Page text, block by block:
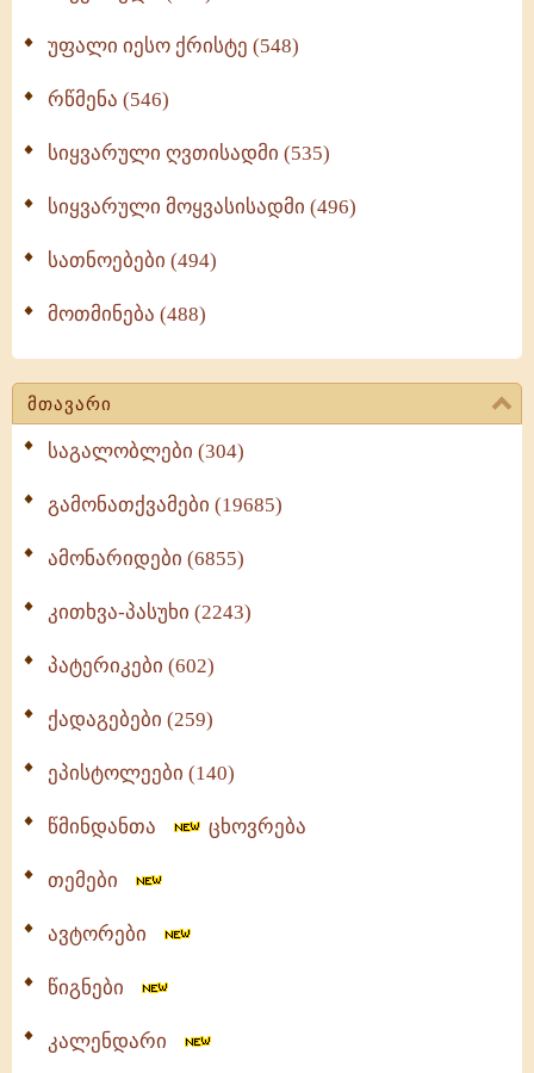
უფალი იესო ქრისტე (548)
რწმენა (546)
სიყვარული ღვთისადმი (535)
სიყვარული მოყვასისადმი (496)
სათნოებები (494)
მოთმინება (488)
მთავარი
საგალობლები (304)
გამონათქვამები (19685)
ამონარიდები (6855)
კითხვა-პასუხი (2243)
პატერიკები (602)
ქადაგებები (259)
ეპისტოლეები (140)
წმინდანთა ცხოვრება
თემები
ავტორები
წიგნები
კალენდარი